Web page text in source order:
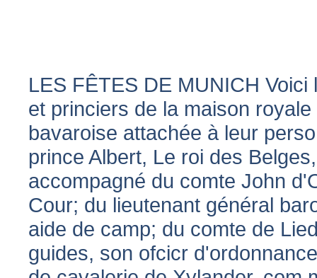
LES FÊTES DE MUNICH
et princiers de la maison
bavaroise attachée à leur
prince Albert, Le roi des
accompagné du comte John
Cour; du lieutenant général
aide de camp; du comte de
guides, son ofcicr